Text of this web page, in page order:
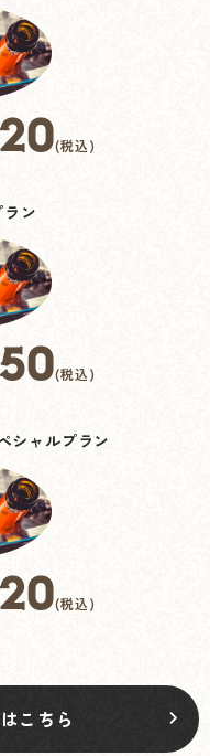
(税込)
ン
(税込)
シャルプラン
(税込)
こちら